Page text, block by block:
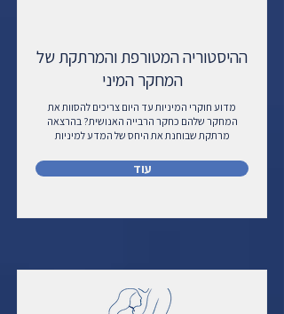
ההיסטוריה המטורפת והמרתקת של
המחקר המיני
מדוע חוקרי המיניות עד היום צריכים להסוות את
המחקר שלהם כחקר הרבייה האנושית? בהרצאה
מרתקת שבוחנת את היחס של המדע למיניות
עוד